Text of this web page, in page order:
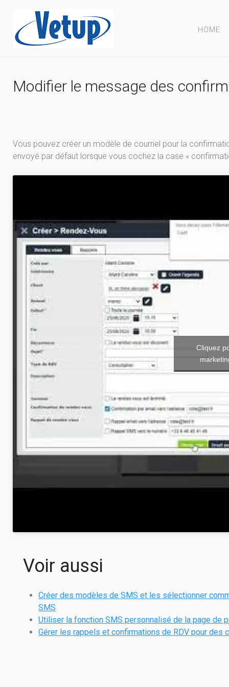
HOME
Modifier le message des
Vous pouvez créer un modèle de courriel pour la
envoyé par défaut lorsque vous cochez la case «
Cliquez
Voir aussi
Créer des modèles de SMS et les sélectionner
SMS
Utiliser la fonction SMS personnalisé de la page de
Gérer les rappels et confirmations de RDV pour des